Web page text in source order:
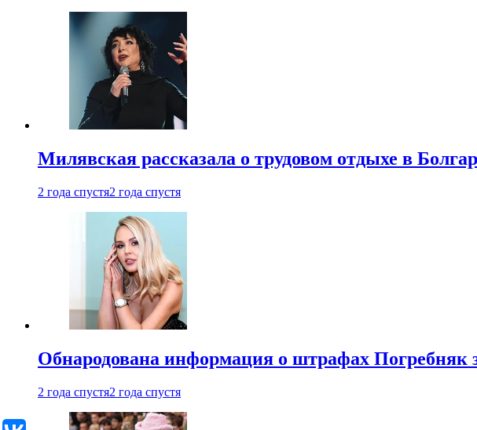
Милявская рассказала о трудовом отдыхе в
2 года спустя2 года спустя
Обнародована информация о штрафах
2 года спустя2 года спустя